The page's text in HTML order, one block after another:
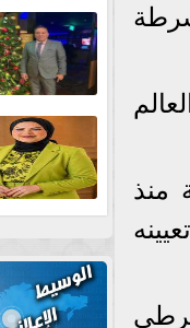
منذ
طبيعية
للتجارة